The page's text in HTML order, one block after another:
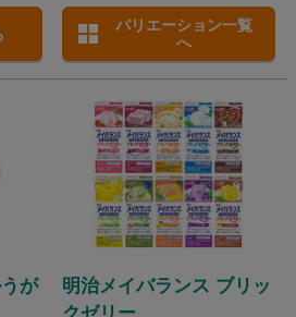
バリエーション一覧
へ
が
明治メイバランス ブリッ